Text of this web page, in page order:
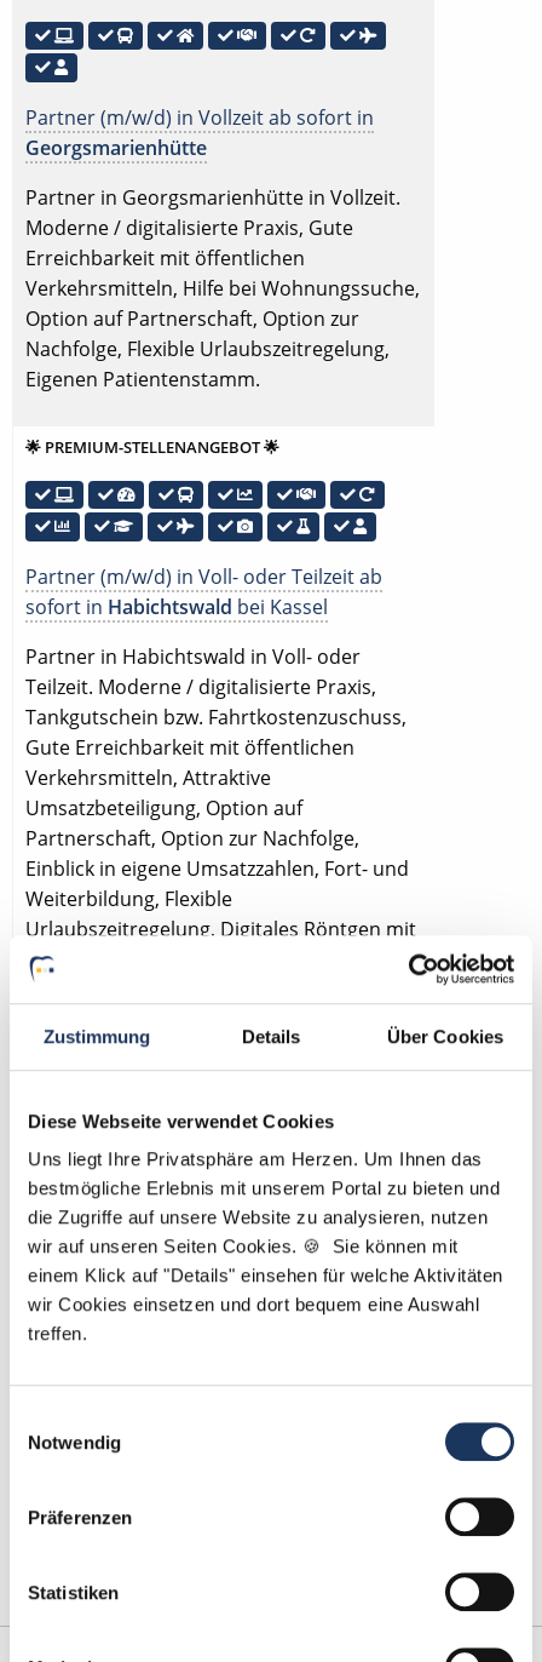
Zustimmung Details Über Cookies
Diese Webseite verwendet Cookies
Uns liegt Ihre Privatsphäre am Herzen. Um Ihnen das
bestmögliche Erlebnis mit unserem Portal zu bieten und
die Zugriffe auf unsere Website zu analysieren, nutzen
wir auf unseren Seiten Cookies. 🍪 Sie können mit
einem Klick auf "Details" einsehen für welche Aktivitäten
wir Cookies einsetzen und dort bequem eine Auswahl
treffen.
Notwendig
Präferenzen
Statistiken
Partner (m/w/d) in Vollzeit ab sofort in
Georgsmarienhütte
Partner in Georgsmarienhütte in Vollzeit.
Moderne / digitalisierte Praxis, Gute
Erreichbarkeit mit öffentlichen
Verkehrsmitteln, Hilfe bei Wohnungssuche,
Option auf Partnerschaft, Option zur
Nachfolge, Flexible Urlaubszeitregelung,
Eigenen Patientenstamm.
🌟 PREMIUM-STELLENANGEBOT 🌟
Partner (m/w/d) in Voll- oder Teilzeit ab
sofort in Habichtswald bei Kassel
Partner in Habichtswald in Voll- oder
Teilzeit. Moderne / digitalisierte Praxis,
Tankgutschein bzw. Fahrtkostenzuschuss,
Gute Erreichbarkeit mit öffentlichen
Verkehrsmitteln, Attraktive
Umsatzbeteiligung, Option auf
Partnerschaft, Option zur Nachfolge,
Einblick in eigene Umsatzzahlen, Fort- und
Weiterbildung, Flexible
Urlaubszeitregelung, Digitales Röntgen mit
DVT, Eigenes Praxislabor, Eigenen
Patientenstamm.
Partner (m/w/d) in Voll- oder Teilzeit ab
sofort inHalberstadt
Partner in Halberstadt in Voll- oder Teilzeit.
Moderne / digitalisierte Praxis, Gute
Erreichbarkeit mit öffentlichen
Attraktive Umsatzbeteiligung, Option auf
Umsatzzahlen, Fort- und Weiterbildung,
1 2